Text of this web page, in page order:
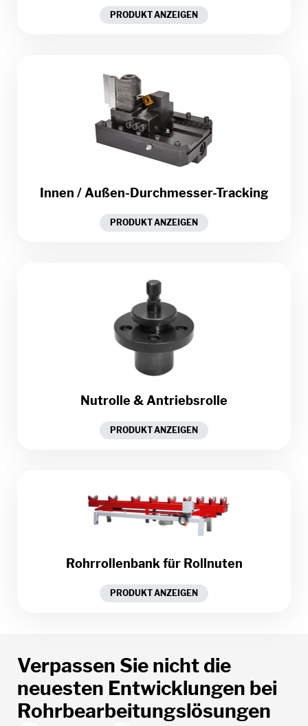
PRODUKT ANZEIGEN
Innen / Außen-Durchmesser-Tracking
PRODUKT ANZEIGEN
Nutrolle & Antriebsrolle
PRODUKT ANZEIGEN
Rohrrollenbank für Rollnuten
PRODUKT ANZEIGEN
Verpassen Sie nicht die
neuesten Entwicklungen bei
Rohrbearbeitungslösungen